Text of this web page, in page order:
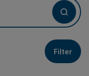
Filter